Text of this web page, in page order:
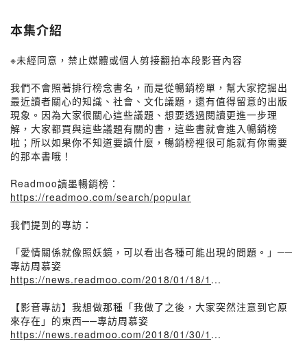
本集介紹
※未經同意，禁止媒體或個人剪接翻拍本段影音內容
我們不會照著排行榜念書名，而是從暢銷榜單，幫大家挖掘出
最近讀者關心的知識、社會、文化議題，還有值得留意的出版
現象。因為大家很關心這些議題、想要透過閱讀更進一步理
解，大家都買與這些議題有關的書，這些書就會進入暢銷榜
啦；所以如果你不知道要讀什麼，暢銷榜裡很可能就有你需要
的那本書哦！
Readmoo讀墨暢銷榜：
https://readmoo.com/search/popular
我們提到的專訪：
「愛情關係就像照妖鏡，可以看出各種可能出現的問題。」──
專訪周慕姿
https://news.readmoo.com/2018/01/18/1 ...
【影音專訪】我想做那種「我做了之後，大家突然注意到它原
來存在」的東西──專訪周慕姿
https://news.readmoo.com/2018/01/30/1 ...